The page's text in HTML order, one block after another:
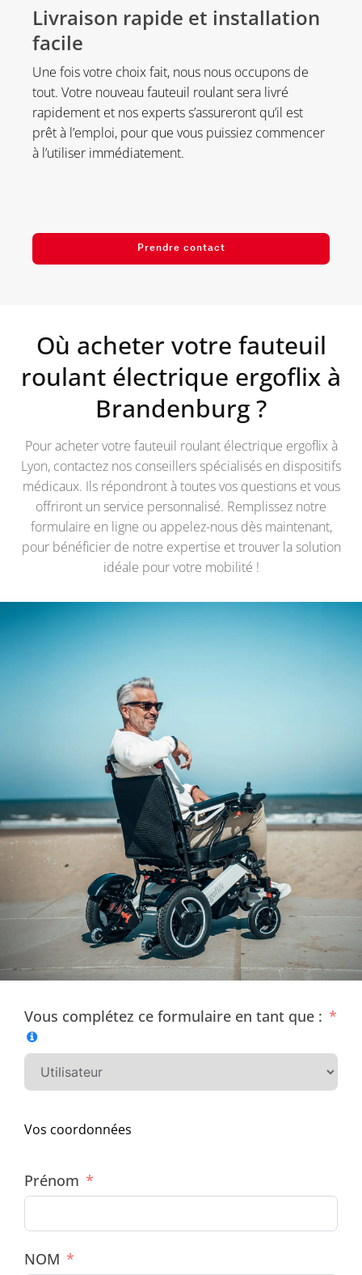
Livraison rapide et installation
facile
Une fois votre choix fait, nous nous occupons de
tout. Votre nouveau fauteuil roulant sera livré
rapidement et nos experts s’assureront qu’il est
prêt à l’emploi, pour que vous puissiez commencer
à l’utiliser immédiatement.
Prendre contact
Où acheter votre fauteuil
roulant électrique ergoflix à
Brandenburg?
Pour acheter votre fauteuil roulant électrique ergoflix à
Lyon, contactez nos conseillers spécialisés en dispositifs
médicaux. Ils répondront à toutes vos questions et vous
offriront un service personnalisé. Remplissez notre
formulaire en ligne ou appelez-nous dès maintenant,
pour bénéficier de notre expertise et trouver la solution
idéale pour votre mobilité !
Vous complétez ce formulaire en tant que :
Vos coordonnées
Prénom
NOM